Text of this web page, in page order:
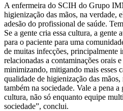
A enfermeira do SCIH do Grupo
higienização das mãos, na verdade,
adesão do profissional de saúde.
Se a gente cria essa cultura, a gente
para o paciente para uma
de muitas infecções, principalmente
relacionadas a contaminações orais
minimizando, mitigando mais esses
qualidade de higienização das
também na sociedade. Vale a pena
cultura, não só enquanto equipe
sociedade”, conclui.